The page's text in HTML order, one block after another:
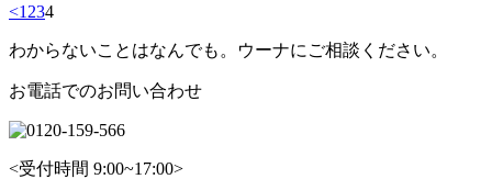
<1 234
わからないことはなんでも。ウーナにご相談ください。
お電話でのお問い合わせ
<受付時間 9:00~17:00>